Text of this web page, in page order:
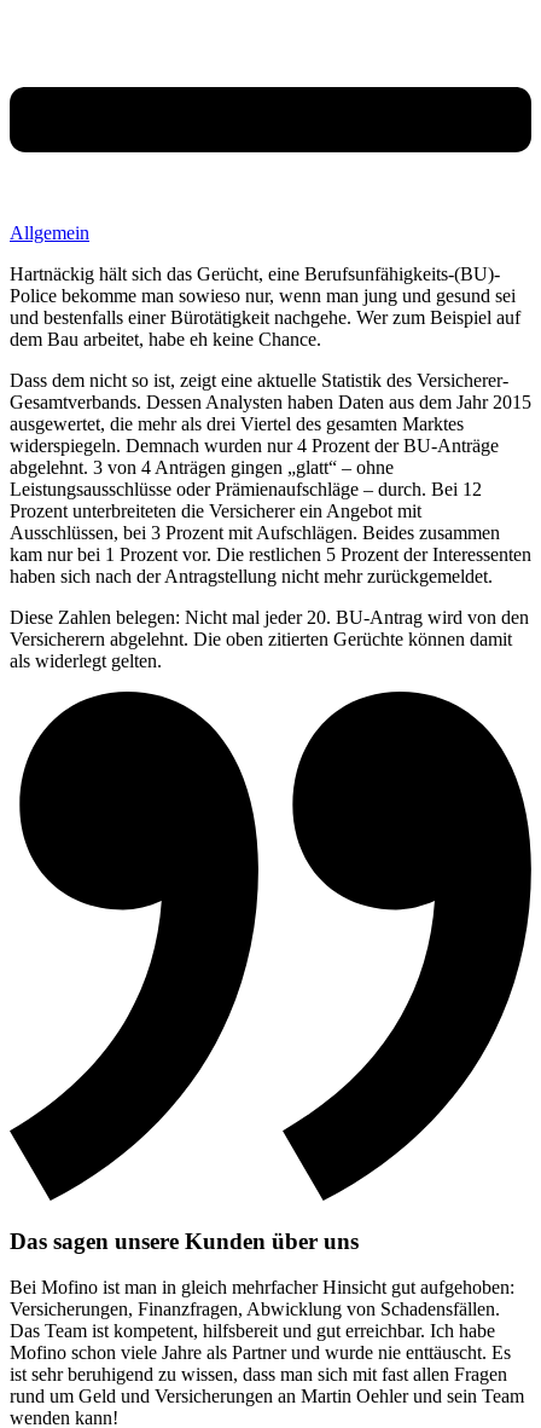
Allgemein
Hartnäckig hält sich das Gerücht, eine Berufsunfähigkeits-(BU)-
Police bekomme man sowieso nur, wenn man jung und gesund sei
und bestenfalls einer Bürotätigkeit nachgehe. Wer zum Beispiel auf
dem Bau arbeitet, habe eh keine Chance.
Dass dem nicht so ist, zeigt eine aktuelle Statistik des Versicherer-
Gesamtverbands. Dessen Analysten haben Daten aus dem Jahr 2015
ausgewertet, die mehr als drei Viertel des gesamten Marktes
widerspiegeln. Demnach wurden nur 4 Prozent der BU-Anträge
abgelehnt. 3 von 4 Anträgen gingen „glatt“ – ohne
Leistungsausschlüsse oder Prämienaufschläge – durch. Bei 12
Prozent unterbreiteten die Versicherer ein Angebot mit
Ausschlüssen, bei 3 Prozent mit Aufschlägen. Beides zusammen
kam nur bei 1 Prozent vor. Die restlichen 5 Prozent der Interessenten
haben sich nach der Antragstellung nicht mehr zurückgemeldet.
Diese Zahlen belegen: Nicht mal jeder 20. BU-Antrag wird von den
Versicherern abgelehnt. Die oben zitierten Gerüchte können damit
als widerlegt gelten.
Das sagen unsere Kunden über uns
Bei Mofino ist man in gleich mehrfacher Hinsicht gut aufgehoben:
Versicherungen, Finanzfragen, Abwicklung von Schadensfällen.
Das Team ist kompetent, hilfsbereit und gut erreichbar. Ich habe
Mofino schon viele Jahre als Partner und wurde nie enttäuscht. Es
ist sehr beruhigend zu wissen, dass man sich mit fast allen Fragen
rund um Geld und Versicherungen an Martin Oehler und sein Team
wenden kann!